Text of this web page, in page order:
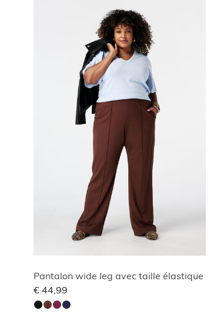
Pantalon wide leg avec taille élastique
€ 44,99